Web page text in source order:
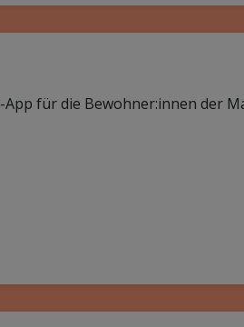
für die Bewohner:innen der